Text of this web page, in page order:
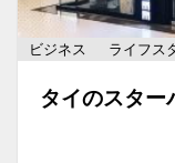
ビジネス ライフス
タイのスター